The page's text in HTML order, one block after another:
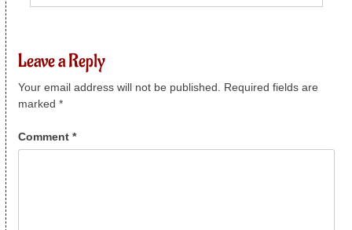
Leave a Reply
Your email address will not be published.
Required fields are
marked*
Comment*